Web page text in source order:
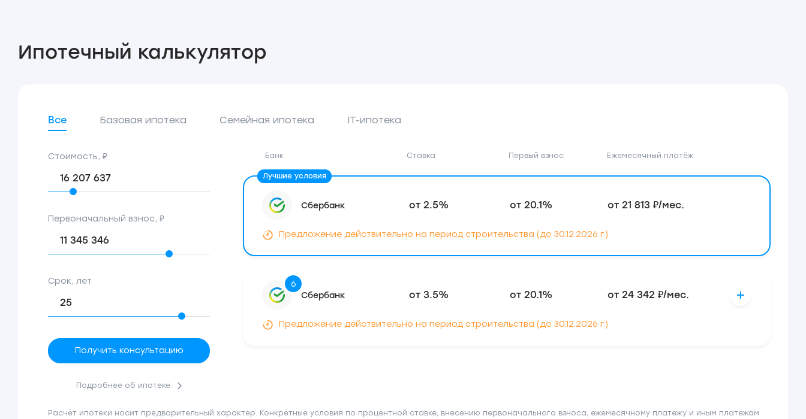
Ипотечный калькулятор
Все Базовая ипотека Семейная ипотека IT-ипотека
Стоимость, ₽
Первоначальный взнос, ₽
Срок, лет
Получить консультацию
Подробнее об ипотеке
Банк Ставка Первый взнос Ежемесячный платёж
Сбербанк от 2.5% от 20.1% от 21 813 ₽/мес.
Предложение действительно на период строительства (до 30.12.2026 г.)
6
Сбербанк
от 3.5% от 20.1% от 24 342 ₽/мес.
Предложение действительно на период строительства (до 30.12.2026 г.)
Расчёт ипотеки носит предварительный характер. Конкретные условия по процентной ставке, внесению первоначального взноса, ежемесячному платежу и иным платежам